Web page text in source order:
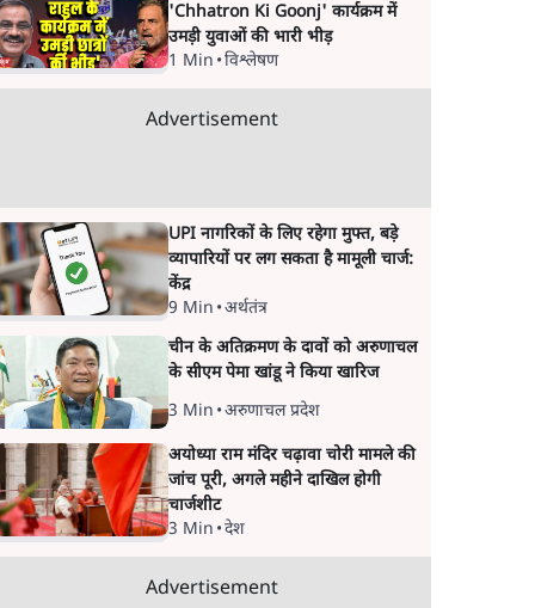
'Chhatron Ki Goonj' कार्यक्रम में
उमड़ी युवाओं की भारी भीड़
1 Min •विश्लेषण
Advertisement
UPI नागरिकों के लिए रहेगा मुफ्त, बड़े
व्यापारियों पर लग सकता है मामूली चार्ज:
केंद्र
9 Min •अर्थतंत्र
चीन के अतिक्रमण के दावों को अरुणाचल
के सीएम पेमा खांडू ने किया खारिज
3 Min •अरुणाचल प्रदेश
अयोध्या राम मंदिर चढ़ावा चोरी मामले की
जांच पूरी, अगले महीने दाखिल होगी
चार्जशीट
3 Min •देश
Advertisement